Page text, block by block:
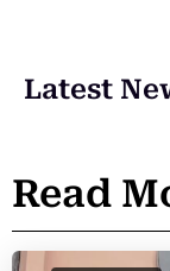
Latest
Read